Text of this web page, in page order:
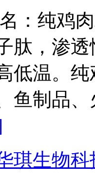
：纯鸡
肽，渗
低温。
鱼制品
琪生物